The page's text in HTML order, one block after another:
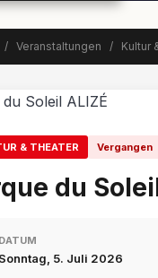
/ Veranstaltungen / Kultur
& THEATER Vergangen
du
DATUM
Sonntag, 5. Juli 2026